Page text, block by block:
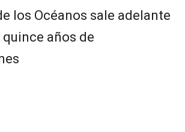
los Océanos sale adelante
años de